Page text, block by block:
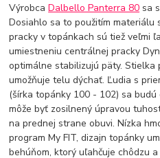
VýrobcaDalbello Panterra 80 sa
Dosiahlo sa to použitím materiálu
pracky v topánkach sú tiež veľmi
umiestneniu centrálnej pracky
optimálne stabilizujú päty.
umožňuje telu dýchať. Ľudia s
(šírka topánky 100 - 102) sa
môže byť zosilnený úpravou
na prednej strane obuvi. Nízka
program My FIT, dizajn topánky
behúňom, ktorý uľahčuje chôdzu